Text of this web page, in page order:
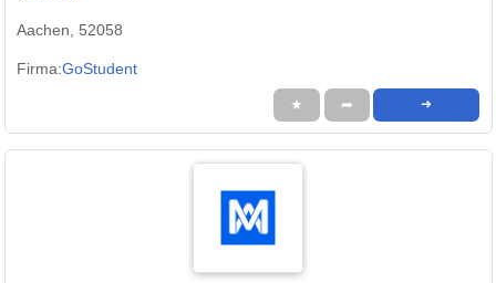
Aachen, 52058
Firma:GoStudent
★ ➦ ➜